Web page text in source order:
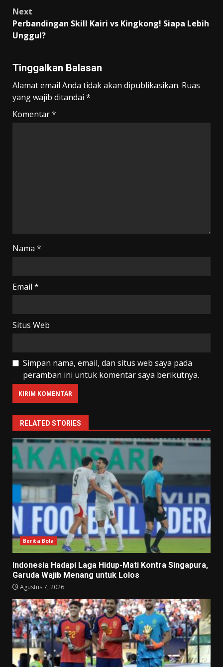
Next
Perbandingan Skill Kairi vs Kingkong! Siapa Lebih
Unggul?
Tinggalkan Balasan
Alamat email Anda tidak akan dipublikasikan. Ruas
yang wajib ditandai *
Komentar*
Nama *
Email *
Situs Web
Simpan nama, email, dan situs web saya pada
peramban ini untuk komentar saya berikutnya.
RELATED STORIES
Berita Bola
Indonesia Hadapi Laga Hidup-Mati Kontra Singapura,
Garuda Wajib Menang untuk Lolos
Agustus 7, 2026